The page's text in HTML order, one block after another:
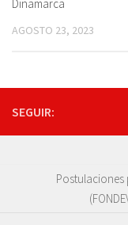
Dinamarca
AGOSTO 23, 2023
SEGUIR:
Postulaciones